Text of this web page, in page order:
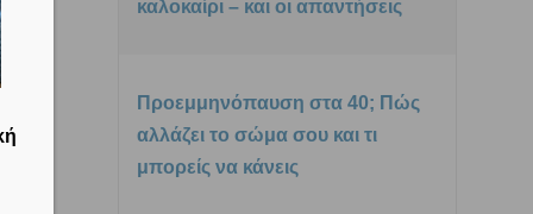
καλοκαίρι – και οι απαντήσεις
Προεμμηνόπαυση στα 40; Πώς
αλλάζει το σώμα σου και τι
μπορείς να κάνεις